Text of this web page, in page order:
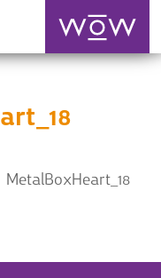
MetalBoxHeart_18